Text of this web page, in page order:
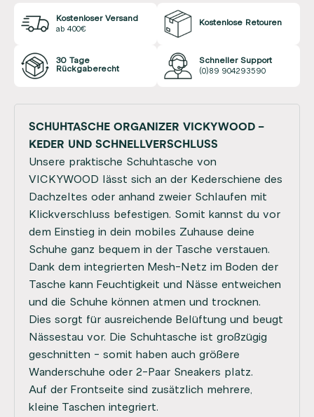
Kostenloser Versand
ab 400€
Kostenlose Retouren
30 Tage
Rückgaberecht
Schneller Support
(0)89 904293590
SCHUHTASCHE ORGANIZER VICKYWOOD –
KEDER UND SCHNELLVERSCHLUSS
Unsere praktische Schuhtasche von
VICKYWOOD lässt sich an der Kederschiene des
Dachzeltes oder anhand zweier Schlaufen mit
Klickverschluss befestigen. Somit kannst du vor
dem Einstieg in dein mobiles Zuhause deine
Schuhe ganz bequem in der Tasche verstauen.
Dank dem integrierten Mesh-Netz im Boden der
Tasche kann Feuchtigkeit und Nässe entweichen
und die Schuhe können atmen und trocknen.
Dies sorgt für ausreichende Belüftung und beugt
Nässestau vor. Die Schuhtasche ist großzügig
geschnitten - somit haben auch größere
Wanderschuhe oder 2-Paar Sneakers platz.
Auf der Frontseite sind zusätzlich mehrere,
kleine Taschen integriert.